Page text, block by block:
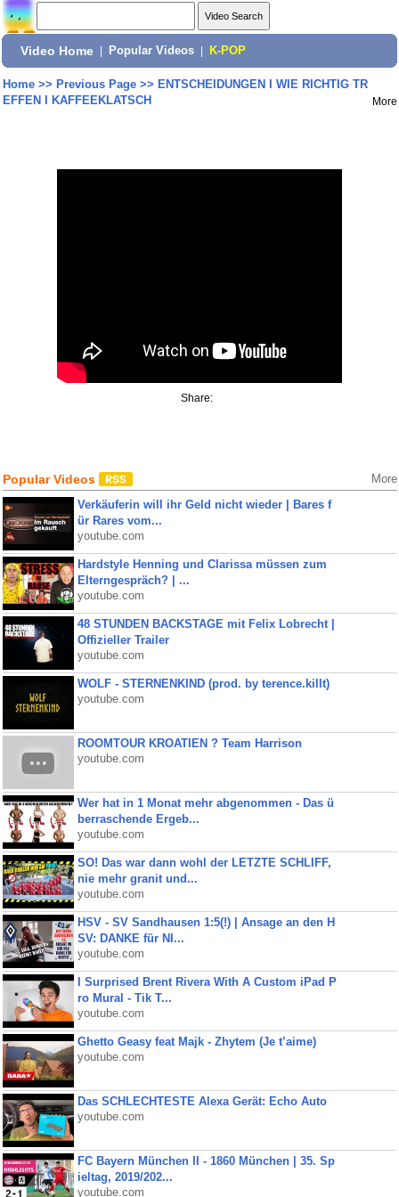
Video Home Popular Videos K-POP
Home>> Previous Page>> ENTSCHEIDUNGEN I WIE RICHTIG TR
EFFEN I KAFFEEKLATSCH
More
Share:
Popular Videos More
Verkäuferin will ihr Geld nicht wieder | Bares f
ür Rares vom...
youtube.com
Hardstyle Henning und Clarissa müssen zum
Elterngespräch? | ...
youtube.com
48 STUNDEN BACKSTAGE mit Felix Lobrecht |
Offizieller Trailer
youtube.com
WOLF - STERNENKIND (prod. by terence.killt)
youtube.com
ROOMTOUR KROATIEN ? Team Harrison
youtube.com
Wer hat in 1 Monat mehr abgenommen - Das ü
berraschende Ergeb...
youtube.com
SO! Das war dann wohl der LETZTE SCHLIFF,
nie mehr granit und...
youtube.com
HSV - SV Sandhausen 1:5(!) | Ansage an den H
SV: DANKE für NI...
youtube.com
I Surprised Brent Rivera With A Custom iPad P
ro Mural - Tik T...
youtube.com
Ghetto Geasy feat Majk - Zhytem (Je t’aime)
youtube.com
Das SCHLECHTESTE Alexa Gerät: Echo Auto
youtube.com
FC Bayern München II - 1860 München | 35. Sp
ieltag, 2019/202...
youtube.com